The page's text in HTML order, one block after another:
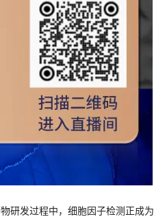
研发过程中，细胞因子检测正成为